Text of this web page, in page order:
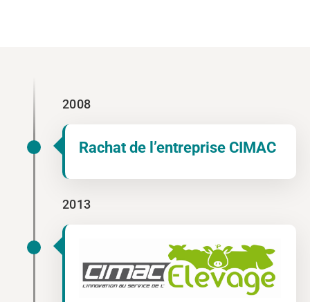
2008
Rachat de l’entreprise CIMAC
2013